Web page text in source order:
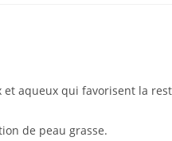
et aqueux qui favorisent la
de peau grasse.